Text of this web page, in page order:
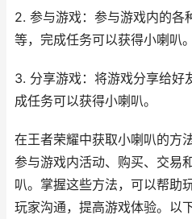
2. 参与游戏：参与游戏内的各
等，完成任务可以获得小喇叭。
3. 分享游戏：将游戏分享给好
成任务可以获得小喇叭。
在王者荣耀中获取小喇叭的方
参与游戏内活动、购买、交易
叭。掌握这些方法，可以帮助
玩家沟通，提高游戏体验。以